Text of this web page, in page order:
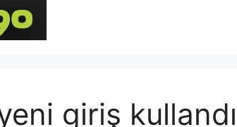
giriş kullandı